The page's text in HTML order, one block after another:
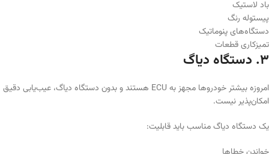
باد لاستیک
پیستوله رنگ
دستگاه‌های پنوماتیک
تمیزکاری قطعات
۳. دستگاه دیاگ
امروزه بیشتر خودروها مجهز به ECU هستند و بدون دستگاه دیاگ، عیب‌یابی دقیق
امکان‌پذیر نیست.
یک دستگاه دیاگ مناسب باید قابلیت: